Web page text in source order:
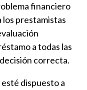
financiero
prestamistas
a todas las
correcta.
dispuesto a